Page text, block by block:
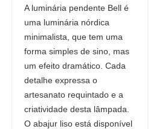
A luminária pendente Bell é
uma luminária nórdica
minimalista, que tem uma
forma simples de sino, mas
um efeito dramático. Cada
detalhe expressa o
artesanato requintado e a
criatividade desta lâmpada.
O abajur liso está disponível